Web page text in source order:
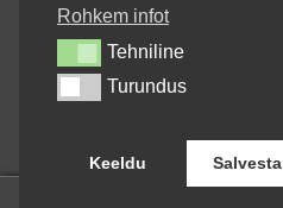
Mitas
Pirelli
Shinko
Rohkem infot
TehnilineTehniline
TurundusTurundus
Keeldu Salvesta